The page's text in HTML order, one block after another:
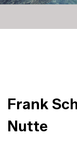
Frank
Nutte